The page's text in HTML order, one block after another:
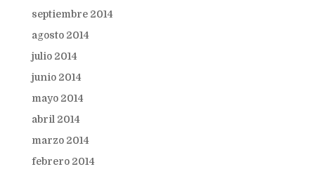
septiembre 2014
agosto 2014
julio 2014
junio 2014
mayo 2014
abril 2014
marzo 2014
febrero 2014